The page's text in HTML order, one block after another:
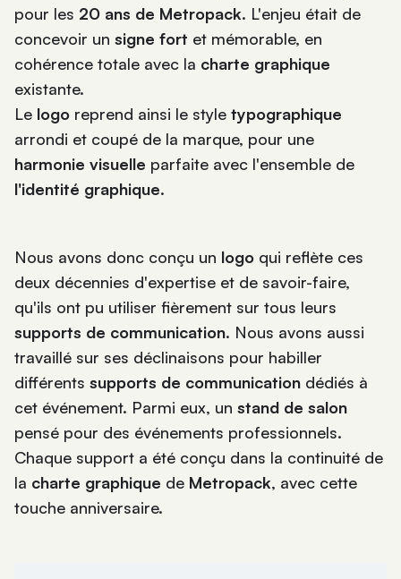
pour les 20 ans de Metropack. L'enjeu était de
concevoir un signe fort et mémorable, en
cohérence totale avec la charte graphique
existante.
Le logo reprend ainsi le style typographique
arrondi et coupé de la marque, pour une
harmonie visuelle parfaite avec l'ensemble de
l'identité graphique.
Nous avons donc conçu un logo qui reflète ces
deux décennies d'expertise et de savoir-faire,
qu'ils ont pu utiliser fièrement sur tous leurs
supports de communication. Nous avons aussi
travaillé sur ses déclinaisons pour habiller
différents supports de communication dédiés à
cet événement. Parmi eux, un stand de salon
pensé pour des événements professionnels.
Chaque support a été conçu dans la continuité de
la charte graphique de Metropack, avec cette
touche anniversaire.